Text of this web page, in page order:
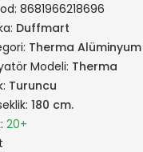
8681966218696
Duffmart
Therma
Modeli: Therma
Turuncu
180 cm.
20+